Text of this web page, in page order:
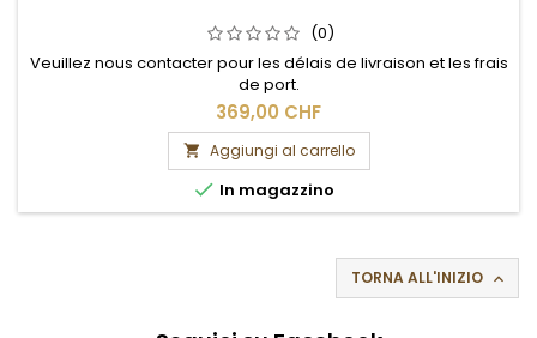
(0)
Veuillez nous contacter pour les délais de livraison et les frais
de port.
369,00 CHF
 Aggiungi al carrello
 In magazzino
TORNA ALL'INIZIO 